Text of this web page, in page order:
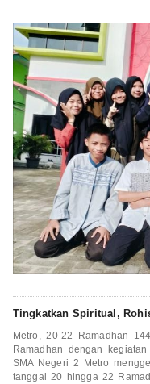
Tingkatkan Spiritual,
Metro, 20-22 Ramadhan
Ramadhan dengan
SMA Negeri 2 Metro
tanggal 20 hingga 22